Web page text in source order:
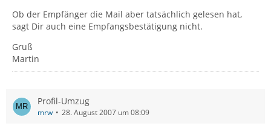
Ob der Empfänger die Mail aber tatsächlich gelesen hat,
sagt Dir auch eine Empfangsbestätigung nicht.
Gruß
Martin
Profil-Umzug
mrw 28. August 2007 um 08:09